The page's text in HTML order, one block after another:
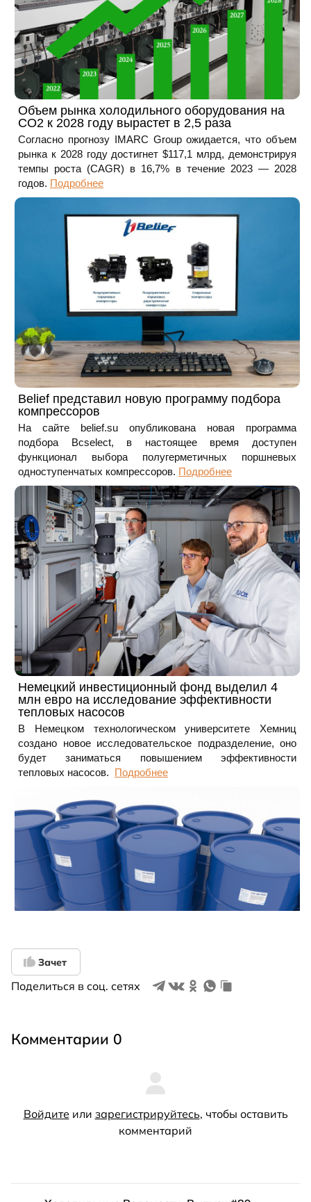
Зачет
Поделиться в соц. сетях
Комментарии 0
Войдите или зарегистрируйтесь, чтобы оставить
комментарий